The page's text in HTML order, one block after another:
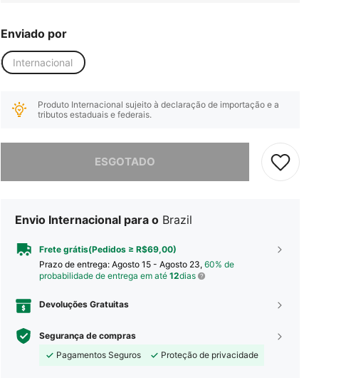
Enviado por
Internacional
Produto Internacional sujeito à declaração de importação e a
tributos estaduais e federais.
ESGOTADO
Desculpe, este produto está esgotado.
Envio Internacional para o Brazil
Frete grátis(Pedidos ≥ R$69,00)
Prazo de entrega: Agosto 15 - Agosto 23, 60% de
probabilidade de entrega em até 12dias
Devoluções Gratuitas
Segurança de compras
Pagamentos Seguros
Proteção de privacidade